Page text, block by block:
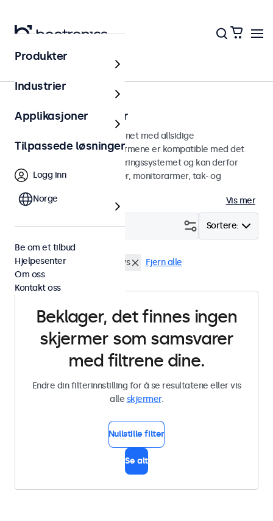
Hjem
75 mm VESA-skjermer
75 mm VESA-skjermer designet med allsidige
monteringsmuligheter. Skjermene er kompatible med det
standardiserte VESA-monteringssystemet og kan derfor
kobles til universelle stativer, monitorarmer, tak- og
Vis mer
Sortere:
Filter (0)
VESA 75 x 75 Lesbar i sollys Fjern alle
Beklager, det finnes ingen
skjermer som samsvarer
med filtrene dine.
Endre din filterinnstilling for å se resultatene eller vis
alle skjermer.
Nullstille filter
Se alt
Produkter
Industrier
Applikasjoner
Tilpassede løsninger
Logg inn
Norge
Be om et tilbud
Hjelpesenter
Om oss
Kontakt oss